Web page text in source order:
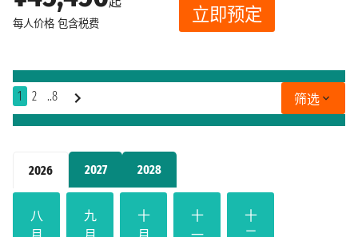
2026 2027 2028
八
九
十
十
十
每人价格 包含税费 立即预定
1 2 ..8 筛选